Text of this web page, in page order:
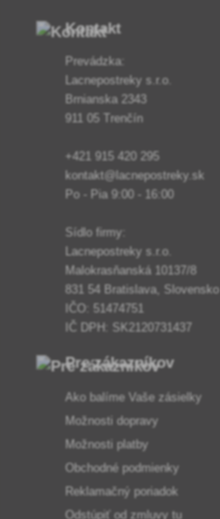
Kontakt
Prevádzka:
Lacnepostreky s.r.o.
Brnianska 2343
911 05 Trenčín
+421 915 420 295
kontakt@lacnepostreky.sk
Po - Pia 9:00 - 16:00
Sídlo firmy:
Lacnepostreky s.r.o.
Malokrasňanská 10137/8
831 54 Bratislava, Slovensko
IČO: 51474751
IČ DPH: SK2120731437
Pre zákazníkov
Ako balíme Vaše zásielky
Možnosti dopravy
Možnosti platby
Obchodné podmienky
Reklamačný poriadok
Odstúpiť od zmluvy tu